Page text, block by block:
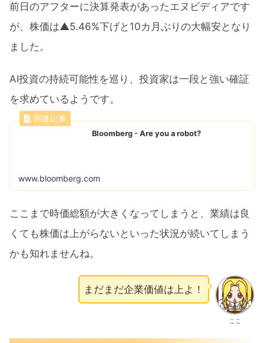
前日のアフターに決算発表があったエヌビディアです
が、株価は▲5.46%下げと10カ月ぶりの大幅安となり
ました。
AI投資の持続可能性を巡り、投資家は一段と強い確証
を求めているようです。
Bloomberg - Are you a robot?
www.bloomberg.com
ここまで時価総額が大きくなってしまうと、業績は良
くても株価は上がらないといった状況が続いてしまう
かも知れませんね。
ここ
まだまだ企業価値は上よ！